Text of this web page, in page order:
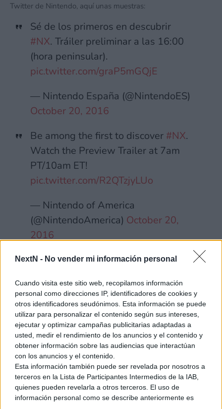
NextN - No vender mi información personal
Cuando visita este sitio web, recopilamos información
personal como direcciones IP, identificadores de cookies y
otros identificadores seudónimos. Esta información se puede
utilizar para personalizar el contenido según sus intereses,
ejecutar y optimizar campañas publicitarias adaptadas a
usted, medir el rendimiento de los anuncios y el contenido y
obtener información sobre las audiencias que interactúan
con los anuncios y el contenido.
Esta información también puede ser revelada por nosotros a
terceros en la Lista de Participantes Intermedios de la IAB,
quienes pueden revelarla a otros terceros. El uso de
información personal como se describe anteriormente es
Twitter de Nintendo, aquí unas muestras:
Sé de los primeros en descubrir
#NX. Tráiler preliminar a las 16:00
(hora peninsular).
pic.twitter.com/graP5mGQjE
— Nintendo España (@NintendoES)
October 20, 2016
Be among the first to discover #NX.
Watch the Preview Trailer at 7am
PT/10am ET!
pic.twitter.com/R2QTzjyLUo
— Nintendo of America
(@NintendoAmerica) October 20,
2016
【お知らせ】本日10月20日23時よ
機「NX（開発コード名）」の映像
を、任天堂ホームページで公開しま
す。3分ほどの短い映像ですが、よ
ろしければご覧ください。
https://t.co/QNYCwf5cun
— 任天堂株式会社 (@Nintendo)
October 20, 2016